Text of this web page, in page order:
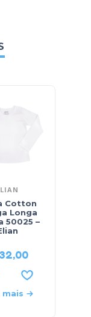
Cotton
Longa
50025 –
mais